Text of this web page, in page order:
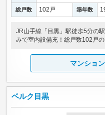
総戸数 102戸 築年数
JR山手線「目黒」駅徒歩5分の
みで室内設備充！総戸数102戸
マンショ
ベルク目黒